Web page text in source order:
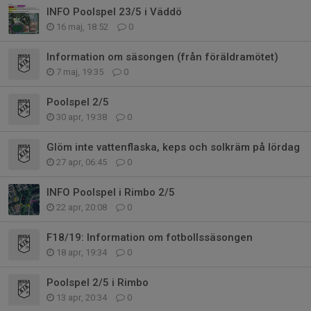
INFO Poolspel 23/5 i Väddö
16 maj, 18:52 0
Information om säsongen (från föräldramötet)
7 maj, 19:35 0
Poolspel 2/5
30 apr, 19:38 0
Glöm inte vattenflaska, keps och solkräm på lördag
27 apr, 06:45 0
INFO Poolspel i Rimbo 2/5
22 apr, 20:08 0
F18/19: Information om fotbollssäsongen
18 apr, 19:34 0
Poolspel 2/5 i Rimbo
13 apr, 20:34 0